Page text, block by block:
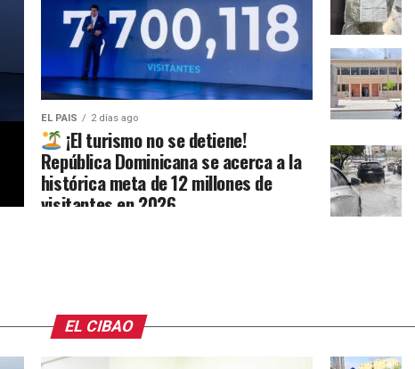
EL PAIS 2 días ago
¡El turismo no se detiene!
República Dominicana se acerca a la
histórica meta de 12 millones de
visitantes en 2026
EL CIBAO